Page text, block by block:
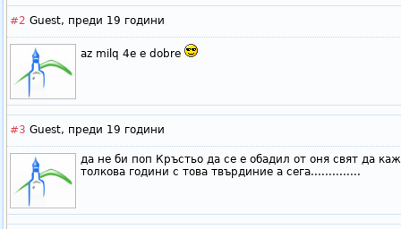
#2 Guest, преди 19 години
az milq 4e e dobre
#3 Guest, преди 19 години
да не би поп Кръстьо да се е обадил от оня свят да
толкова години с това твърдиние а сега..............